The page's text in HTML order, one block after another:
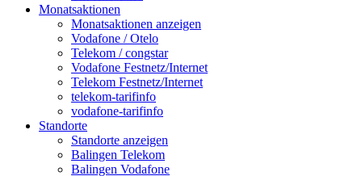
Monatsaktionen
Monatsaktionen anzeigen
Vodafone / Otelo
Telekom / congstar
Vodafone Festnetz/Internet
Telekom Festnetz/Internet
telekom-tarifinfo
vodafone-tarifinfo
Standorte
Standorte anzeigen
Balingen Telekom
Balingen Vodafone